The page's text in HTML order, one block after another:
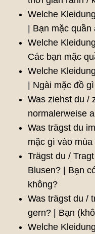
Welche
| Bạn mặc
Welche
Các bạn mặc
Welche
| Ngài mặc đồ
Was ziehst du /
normalerweise
Was trägst du
mặc gì vào
Trägst du /
Blusen? | Bạn
không?
Was trägst du /
gern? | Bạn
Welche